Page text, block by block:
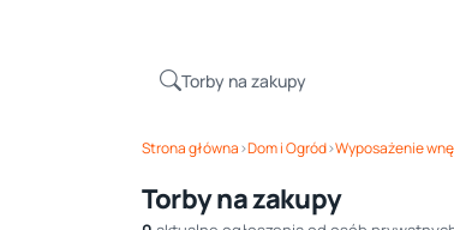
Strona główna›Dom i Ogród›Wyposażenie
Torby na zakupy